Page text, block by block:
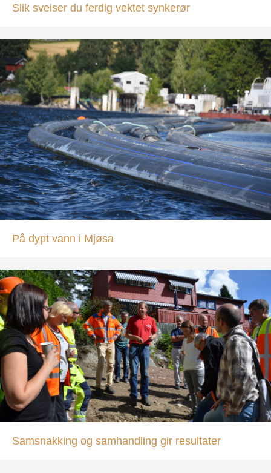
Slik sveiser du ferdig vektet synkerør
På dypt vann i Mjøsa
Samsnakking og samhandling gir resultater